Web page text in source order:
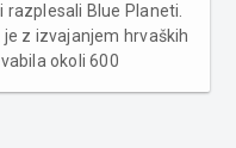
razplesali Blue Planeti.
z izvajanjem hrvaških
okoli 600